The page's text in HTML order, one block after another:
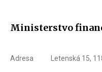
Ministerstvo
Adresa Letenská 15,